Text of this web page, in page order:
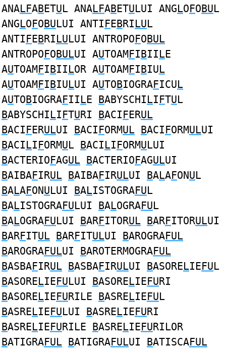
ANALFABETUL ANALFABETULUI ANGLOFOBUL
ANGLOFOBULUI ANTIFEBRILUL
ANTIFEBRILULUI ANTROPOFOBUL
ANTROPOFOBULUI AUTOAMFIBIILE
AUTOAMFIBIILOR AUTOAMFIBIUL
AUTOAMFIBIULUI AUTOBIOGRAFICUL
AUTOBIOGRAFIILE BABYSCHILIFTUL
BABYSCHILIFTURI BACIFERUL
BACIFERULUI BACIFORMUL BACIFORMULUI
BACILIFORMUL BACILIFORMULUI
BACTERIOFAGUL BACTERIOFAGULUI
BAIBAFIRUL BAIBAFIRULUI BALAFONUL
BALAFONULUI BALISTOGRAFUL
BALISTOGRAFULUI BALOGRAFUL
BALOGRAFULUI BARFITORUL BARFITORULUI
BARFITUL BARFITULUI BAROGRAFUL
BAROGRAFULUI BAROTERMOGRAFUL
BASBAFIRUL BASBAFIRULUI BASORELIEFUL
BASORELIEFULUI BASORELIEFURI
BASORELIEFURILE BASRELIEFUL
BASRELIEFULUI BASRELIEFURI
BASRELIEFURILE BASRELIEFURILOR
BATIGRAFUL BATIGRAFULUI BATISCAFUL